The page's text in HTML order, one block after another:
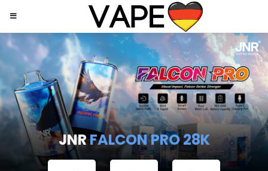
JNRSHISHA HOOKAH MAX